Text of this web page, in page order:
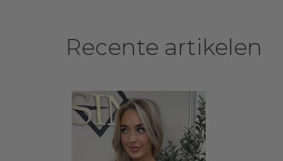
Recente artikelen